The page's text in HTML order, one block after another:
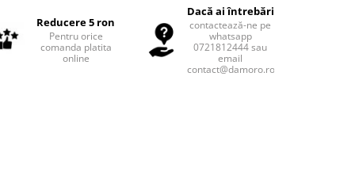
Reducere 5 ron
Pentru orice
comanda platita
online
Dacă ai întrebări
contactează-ne pe
whatsapp
0721812444 sau
email
contact@damoro.ro